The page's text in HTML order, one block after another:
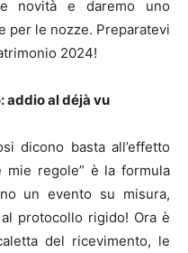
novità e daremo uno
per le nozze. Preparatevi
2024!
addio al déjà vu
dicono basta all’effetto
mie regole” è la formula
un evento su misura,
protocollo rigido! Ora è
del ricevimento, le